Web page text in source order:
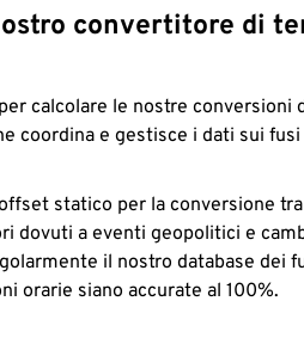
convertitore di
per calcolare le nostre conversioni
coordina e gestisce i dati sui
statico per la conversione
dovuti a eventi geopolitici e
il nostro database dei
orarie siano accurate al 100%.